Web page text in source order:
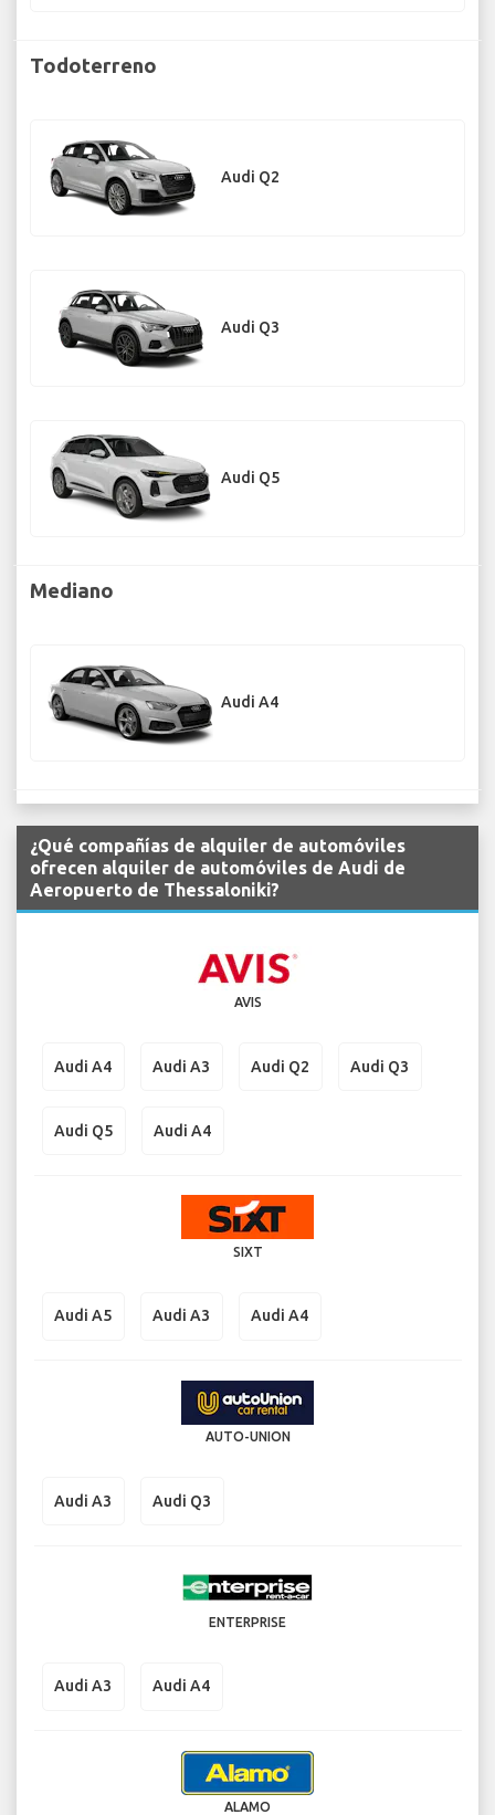
Todoterreno
Audi Q2
Audi Q3
Audi Q5
Mediano
Audi A4
¿Qué compañías de alquiler de automóviles
ofrecen alquiler de automóviles de Audi de
Aeropuerto de Thessaloniki?
AVIS
Audi A4 Audi A3 Audi Q2 Audi Q3
Audi Q5 Audi A4
SIXT
Audi A5 Audi A3 Audi A4
AUTO-UNION
Audi A3 Audi Q3
ENTERPRISE
Audi A3 Audi A4
ALAMO